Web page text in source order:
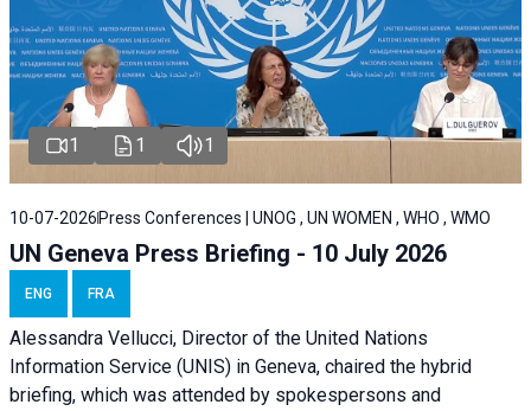
1 1 1
10-07-2026 Press Conferences | UNOG , UN WOMEN , WHO , WMO
UN Geneva Press Briefing - 10 July 2026
ENG FRA
Alessandra Vellucci, Director of the United Nations
Information Service (UNIS) in Geneva, chaired the hybrid
briefing, which was attended by spokespersons and